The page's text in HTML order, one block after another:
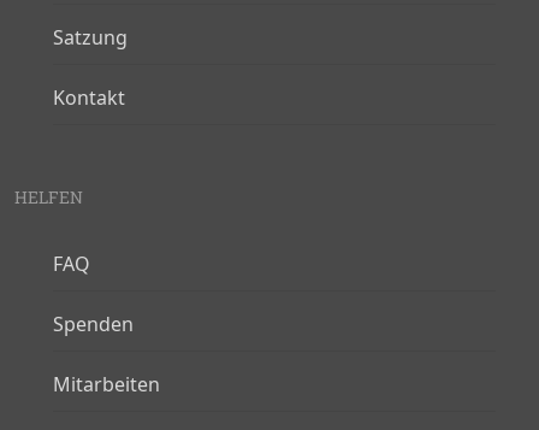
Satzung
Kontakt
HELFEN
FAQ
Spenden
Mitarbeiten